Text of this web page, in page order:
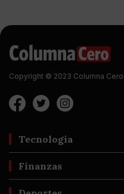
Copyright © 2023 Columna Cero
Tecnología
Finanzas